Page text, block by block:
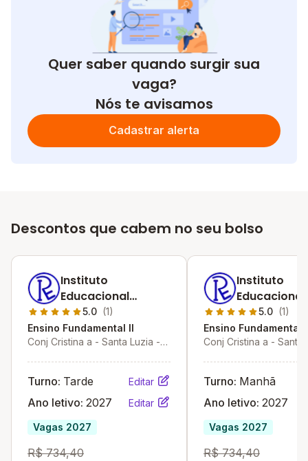
Quer saber quando surgir sua
vaga?
Nós te avisamos
Cadastrar alerta
Descontos que cabem no seu bolso
Instituto
Educacional
Racional
5.0 (1)
Ensino Fundamental II
Conj Cristina a - Santa Luzia -
Turno: Tarde Editar
Ano letivo: 2027 Editar
Vagas 2027
R$ 734,40
Instituto
Educacional
Racional
5.0 (1)
Ensino Fundamental
Conj Cristina a - Santa
Turno: Manhã
Ano letivo: 2027
Vagas 2027
R$ 734,40